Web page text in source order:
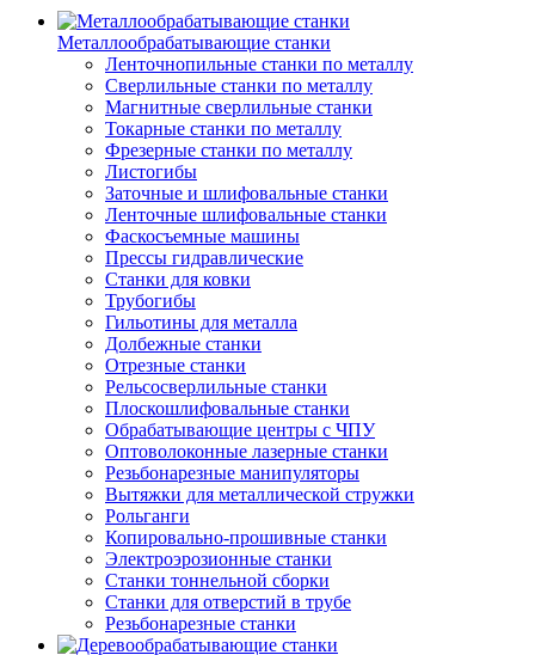
Металлообрабатывающие станки
Ленточнопильные станки по металлу
Сверлильные станки по металлу
Магнитные сверлильные станки
Токарные станки по металлу
Фрезерные станки по металлу
Листогибы
Заточные и шлифовальные станки
Ленточные шлифовальные станки
Фаскосъемные машины
Прессы гидравлические
Станки для ковки
Трубогибы
Гильотины для металла
Долбежные станки
Отрезные станки
Рельсосверлильные станки
Плоскошлифовальные станки
Обрабатывающие центры с ЧПУ
Оптоволоконные лазерные станки
Резьбонарезные манипуляторы
Вытяжки для металлической стружки
Рольганги
Копировально-прошивные станки
Электроэрозионные станки
Станки тоннельной сборки
Станки для отверстий в трубе
Резьбонарезные станки